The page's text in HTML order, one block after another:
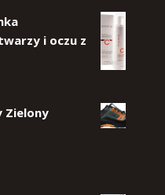
i oczu z
Zielony